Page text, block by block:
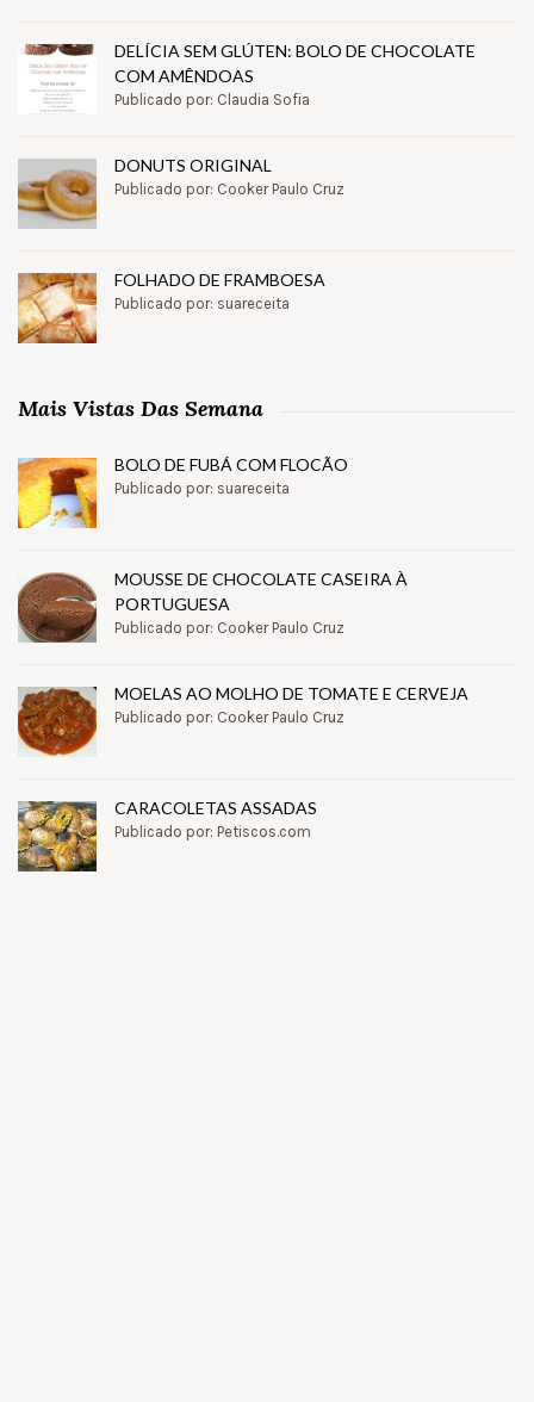
DELÍCIA SEM GLÚTEN: BOLO DE CHOCOLATE
COM AMÊNDOAS
Publicado por: Claudia Sofia
DONUTS ORIGINAL
Publicado por: Cooker Paulo Cruz
FOLHADO DE FRAMBOESA
Publicado por: suareceita
Mais Vistas Das Semana
BOLO DE FUBÁ COM FLOCÃO
Publicado por: suareceita
MOUSSE DE CHOCOLATE CASEIRA À
PORTUGUESA
Publicado por: Cooker Paulo Cruz
MOELAS AO MOLHO DE TOMATE E CERVEJA
Publicado por: Cooker Paulo Cruz
CARACOLETAS ASSADAS
Publicado por: Petiscos.com